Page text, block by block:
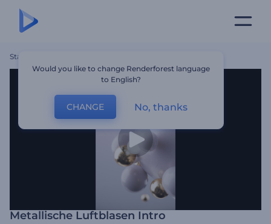
Startseite
Metallische Luftblasen Intro
Would you like to change Renderforest language
to English?
CHANGE No, thanks